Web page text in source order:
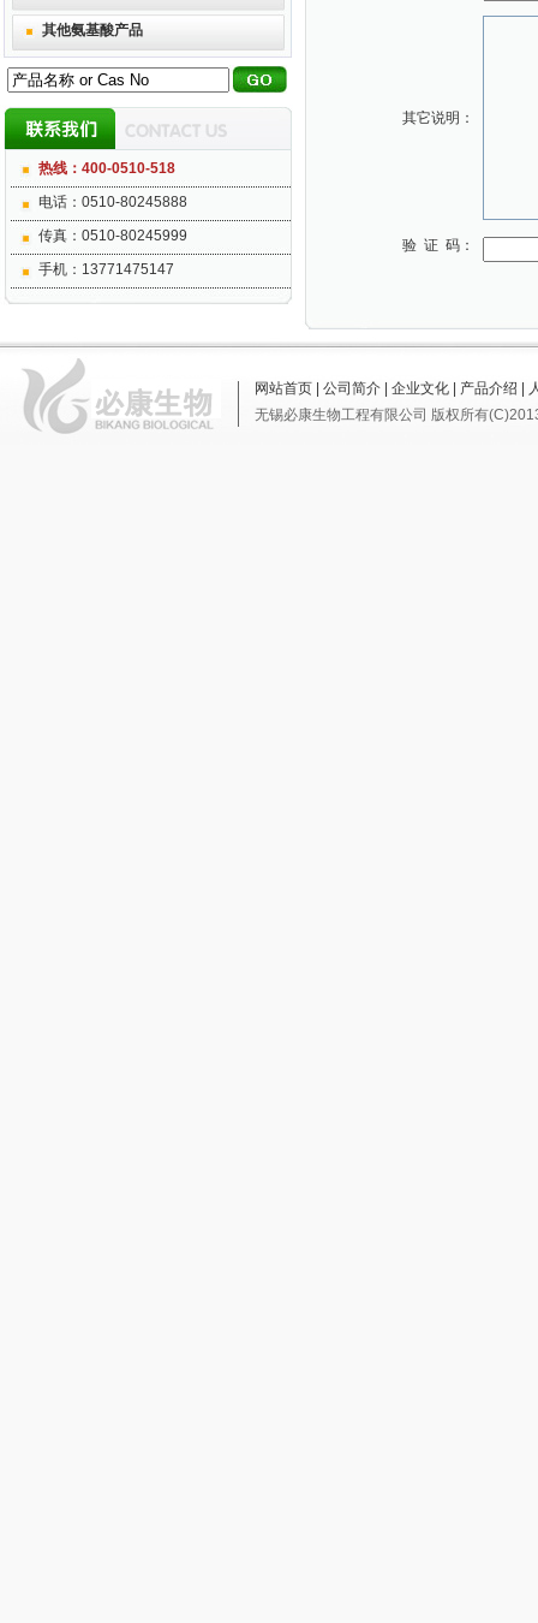
其他氨基酸产品
热线：400-0510-518
电话：0510-80245888
传真：0510-80245999
手机：13771475147
其它说明：
验 证 码：
网站首页| 公司简介| 企业文化| 产品介绍
无锡必康生物工程有限公司 版权所有